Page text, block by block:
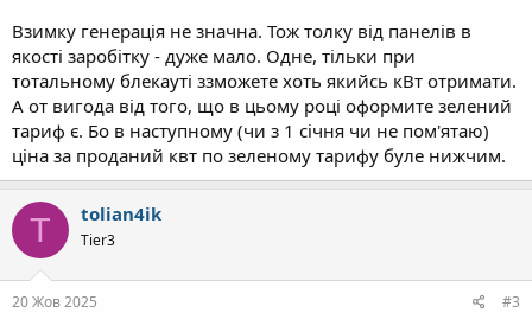
Взимку генерація не значна. Тож толку від панелів в
якості заробітку - дуже мало. Одне, тільки при
тотальному блекауті ззможете хоть якийсь кВт отримати.
А от вигода від того, що в цьому році оформите зелений
тариф є. Бо в наступному (чи з 1 січня чи не пом'ятаю)
ціна за проданий квт по зеленому тарифу буле нижчим.
T tolian4ik
Tier3
20 Жов 2025 #3